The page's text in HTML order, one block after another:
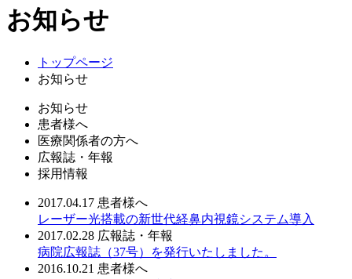
お知らせ
トップページ
お知らせ
お知らせ
患者様へ
医療関係者の方へ
広報誌・年報
採用情報
2017.04.17 患者様へ
レーザー光搭載の新世代経鼻内視鏡システム導入
2017.02.28 広報誌・年報
病院広報誌（37号）を発行いたしました。
2016.10.21 患者様へ